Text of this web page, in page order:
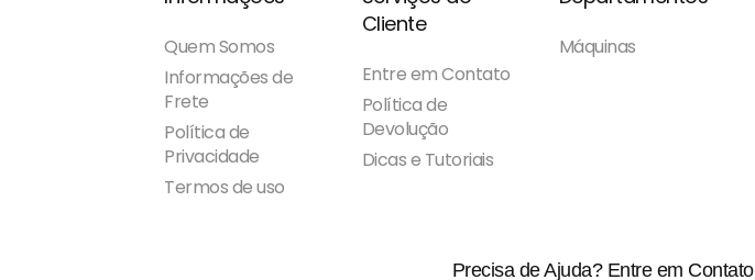
Quem Somos
Informações de
Frete
Política de
Privacidade
Termos de uso
Cliente
Entre em Contato
Política de
Devolução
Dicas e Tutoriais
Máquinas
Precisa de Ajuda?Entre em Contato